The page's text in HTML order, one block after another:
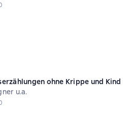
рейтинг 0 на основе 0 оценок
ohne Krippe und Kind
u.a.
рейтинг 0 на основе 0 оценок